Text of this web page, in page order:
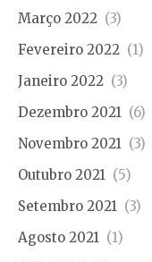
Março 2022 (3)
Fevereiro 2022 (1)
Janeiro 2022 (3)
Dezembro 2021 (6)
Novembro 2021 (3)
Outubro 2021 (5)
Setembro 2021 (3)
Agosto 2021 (1)